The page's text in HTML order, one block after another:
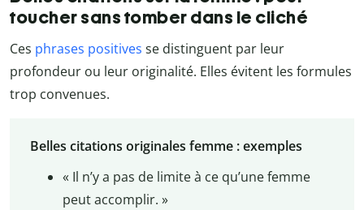
toucher sans tomber dans le cliché
Ces phrases positives se distinguent par leur
profondeur ou leur originalité. Elles évitent les formules
trop convenues.
Belles citations originales femme : exemples
« Il n’y a pas de limite à ce qu’une femme
peut accomplir. »